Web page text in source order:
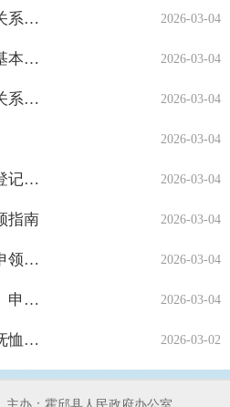
养老保
养老
转移接
2026-03-04
城乡居民基本养老保险关系转移接续申请办事指南
2026-03-04
【办事指南】城镇职工基本养老保险关系转移接续申请
2026-03-04
机关事业单位养老保险关系转接接续申请服务指南
2026-03-04
2026-03-04
城乡居民养老保险注销登记办事指南
2026-03-04
指南
2026-03-04
城乡居民养老保险待遇申领指南
2026-03-04
企业职工正常退休（职）申请办事指南
2026-03-02
企业职工丧葬补助金和抚恤金申领